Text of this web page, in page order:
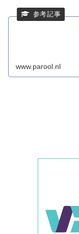
www.parool.nl